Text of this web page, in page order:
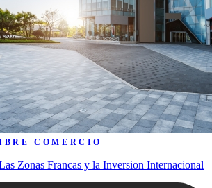
COMERCIO
Zonas Francas y la Inversion Internacional